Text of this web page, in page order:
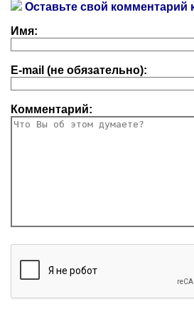
Оставьте свой комментарий
Имя:
E-mail (не обязательно):
Комментарий: